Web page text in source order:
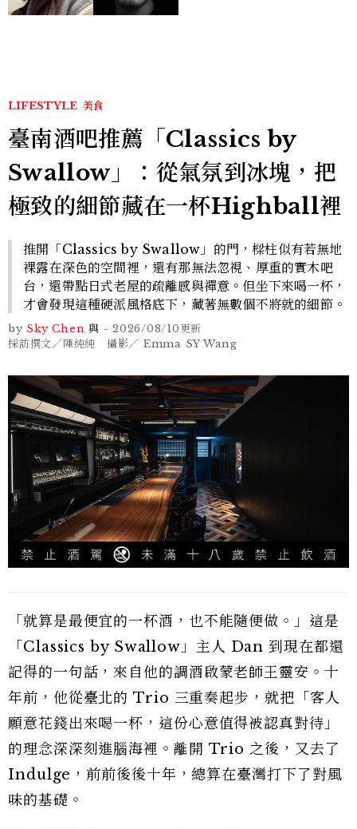
LIFESTYLE 美食
臺南酒吧推薦「Classics by
Swallow」：從氣氛到冰塊，把
極致的細節藏在一杯Highball裡
推開「Classics by Swallow」的門，樑柱似有若無地
裸露在深色的空間裡，還有那無法忽視、厚重的實木吧
台，還帶點日式老屋的疏離感與禪意。但坐下來喝一杯，
才會發現這種硬派風格底下，藏著無數個不將就的細節。
by Sky Chen 與 - 2026/08/10更新
採訪撰文／陳純純 攝影／ Emma SY Wang
「就算是最便宜的一杯酒，也不能隨便做。」這是
「Classics by Swallow」主人 Dan 到現在都還
記得的一句話，來自他的調酒啟蒙老師王靈安。十
年前，他從臺北的 Trio 三重奏起步，就把「客人
願意花錢出來喝一杯，這份心意值得被認真對待」
的理念深深刻進腦海裡。離開 Trio 之後，又去了
Indulge，前前後後十年，總算在臺灣打下了對風
味的基礎。